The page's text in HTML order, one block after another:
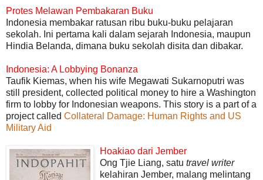
Protes Melawan Pembakaran Buku
Indonesia membakar ratusan ribu buku-buku pelajaran
sekolah. Ini pertama kali dalam sejarah Indonesia, maupun
Hindia Belanda, dimana buku sekolah disita dan dibakar.
Indonesia: A Lobbying Bonanza
Taufik Kiemas, when his wife Megawati Sukarnoputri was
still president, collected political money to hire a Washington
firm to lobby for Indonesian weapons. This story is a part of a
project called Collateral Damage: Human Rights and US
Military Aid
Hoakiao dari Jember
Ong Tjie Liang, satu travel writer
kelahiran Jember, malang melintang